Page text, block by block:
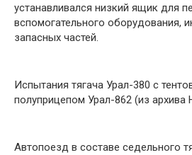
устанавливался низкий ящик для
вспомогательного оборудования,
запасных частей.
Испытания тягача Урал-380 с
полуприцепом Урал-862 (из
Автопоезд в составе седельного